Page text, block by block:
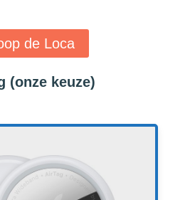
de Loca
(onze keuze)